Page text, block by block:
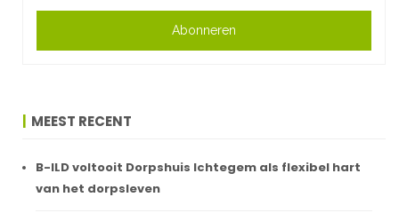
Abonneren
MEEST RECENT
B-ILD voltooit Dorpshuis Ichtegem als flexibel hart
van het dorpsleven